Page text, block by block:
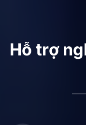
Hỗ trợ